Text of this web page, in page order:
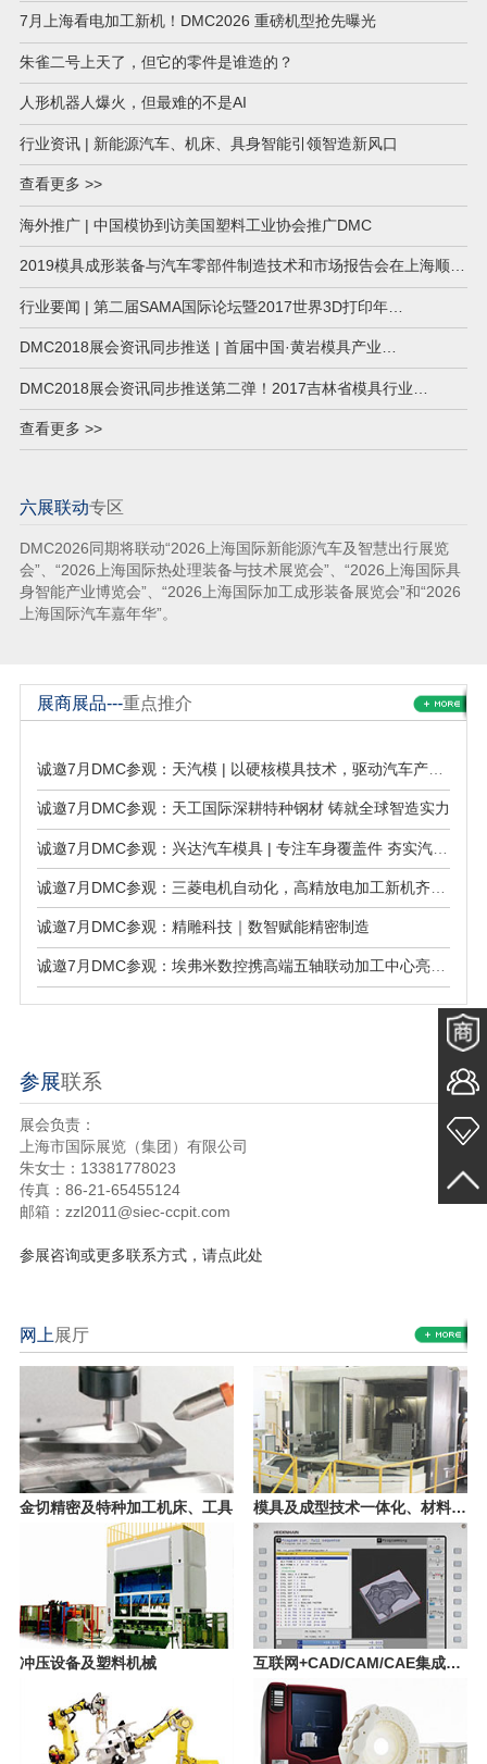
7月上海看电加工新机！DMC2026 重磅机型抢先曝光
朱雀二号上天了，但它的零件是谁造的？
人形机器人爆火，但最难的不是AI
行业资讯 | 新能源汽车、机床、具身智能引领智造新风口
查看更多 >>
海外推广 | 中国模协到访美国塑料工业协会推广DMC
2019模具成形装备与汽车零部件制造技术和市场报告会在上海顺…
行业要闻 | 第二届SAMA国际论坛暨2017世界3D打印年…
DMC2018展会资讯同步推送 | 首届中国·黄岩模具产业…
DMC2018展会资讯同步推送第二弹！2017吉林省模具行业…
查看更多 >>
六展联动专区
DMC2026同期将联动“2026上海国际新能源汽车及智慧出行展览
会”、“2026上海国际热处理装备与技术展览会”、“2026上海国际具
身智能产业博览会”、“2026上海国际加工成形装备展览会”和“2026
上海国际汽车嘉年华”。
展商展品---重点推介
诚邀7月DMC参观：天汽模 | 以硬核模具技术，驱动汽车产业升级
诚邀7月DMC参观：天工国际深耕特种钢材 铸就全球智造实力
诚邀7月DMC参观：兴达汽车模具 | 专注车身覆盖件 夯实汽车冲压配套
诚邀7月DMC参观：精雕科技｜数智赋能精密制造
诚邀7月DMC参观：埃弗米数控携高端五轴联动加工中心亮相！
参展联系
展会负责：
上海市国际展览（集团）有限公司
朱女士：13381778023
传真：86-21-65455124
邮箱：zzl2011@siec-ccpit.com
参展咨询或更多联系方式，请点此处
网上 展厅
金切精密及特种加工机床、工具 模具及成型技术一体化、材料热处理及模具制品
冲压设备及塑料机械 互联网+CAD/CAM/CAE集成及信息化管理技术